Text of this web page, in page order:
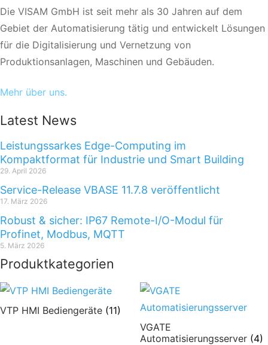
Die VISAM GmbH ist seit mehr als 30 Jahren auf dem
Gebiet der Automatisierung tätig und entwickelt Lösungen
für die Digitalisierung und Vernetzung von
Produktionsanlagen, Maschinen und Gebäuden.
Mehr über uns.
Latest News
Leistungssarkes Edge-Computing im
Kompaktformat für Industrie und Smart Building
29. April 2026
Service-Release VBASE 11.7.8 veröffentlicht
17. März 2026
Robust & sicher: IP67 Remote-I/O-Modul für
Profinet, Modbus, MQTT
5. März 2026
Produktkategorien
VTP HMI Bediengeräte (11)
VGATE
Automatisierungsserver (4)